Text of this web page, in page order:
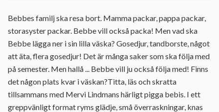
Bebbes familj ska resa bort. Mamma packar, pappa packar,
storasyster packar. Bebbe vill också packa! Men vad ska
Bebbe lägga ner i sin lilla väska? Gosedjur, tandborste, något
att äta, flera gosedjur! Det är många saker som ska följa med
på semester. Men hallå ... Bebbe vill ju också följa med! Finns
det någon plats kvar i väskan?Titta, läs och skratta
tillsammans med Mervi Lindmans härligt pigga bebis. I ett
greppvänligt format ryms glädje, små överraskningar, knas